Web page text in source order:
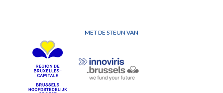
MET DE STEUN VAN